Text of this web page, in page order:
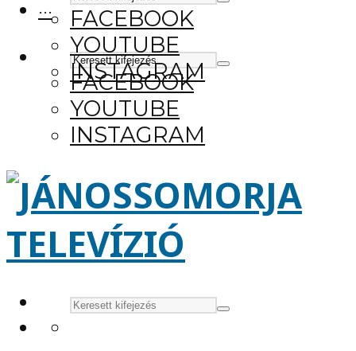
FACEBOOK
YOUTUBE
INSTAGRAM
···
FACEBOOK
YOUTUBE
INSTAGRAM